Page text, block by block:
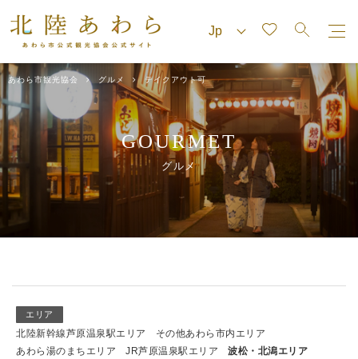
あわら市観光協会 グルメ テイクアウト可
GOURMET
グルメ
エリア
北陸新幹線芦原温泉駅エリア
その他あわら市内エリア
あわら湯のまちエリア
JR芦原温泉駅エリア
波松・北潟エリア